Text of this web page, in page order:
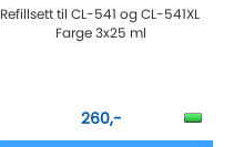
Refillsett til CL-541 og CL-541XL
Farge 3x25 ml
260,-